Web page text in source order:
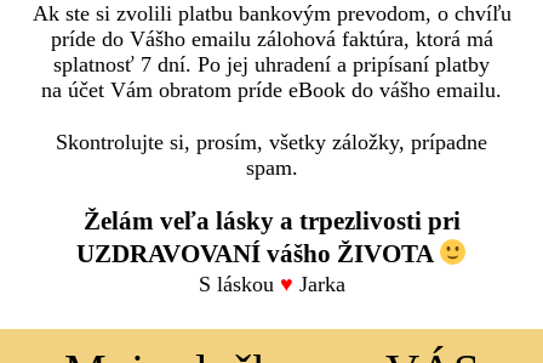
Ak ste si zvolili platbu bankovým prevodom, o chvíľu
príde do Vášho emailu zálohová faktúra, ktorá má
splatnosť 7 dní. Po jej uhradení a pripísaní platby
na účet Vám obratom príde eBook do vášho emailu.
Skontrolujte si, prosím, všetky záložky, prípadne
spam.
Želám veľa lásky a trpezlivosti pri
UZDRAVOVANÍ vášho ŽIVOTA
S láskou ♥ Jarka